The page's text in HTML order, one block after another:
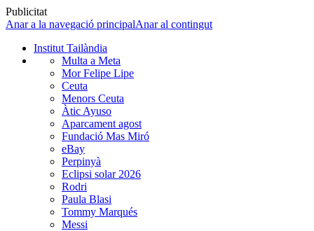
Publicitat
Anar a la navegació principalAnar al contingut
Institut Tailàndia
Multa a Meta
Mor Felipe Lipe
Ceuta
Menors Ceuta
Àtic Ayuso
Aparcament agost
Fundació Mas Miró
eBay
Perpinyà
Eclipsi solar 2026
Rodri
Paula Blasi
Tommy Marqués
Messi